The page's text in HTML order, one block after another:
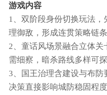
游戏内容
1、双阶段身份切换玩法
理御敌，形成连贯策略链条
2、童话风场景融合立体
需细察，暗杀路线多样可探
3、国王治理含建设与布防
决策直接影响城防稳固程度